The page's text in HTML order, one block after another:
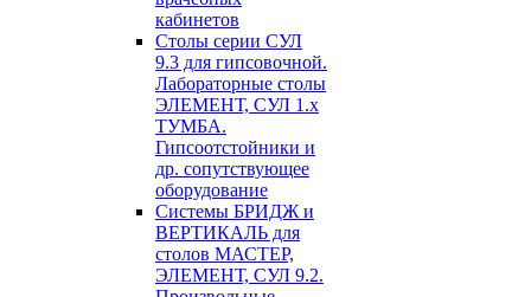
кабинетов
Столы серии СУЛ
9.3 для гипсовочной.
Лабораторные столы
ЭЛЕМЕНТ, СУЛ 1.х
ТУМБА.
Гипсоотстойники и
др. сопутствующее
оборудование
Системы БРИДЖ и
ВЕРТИКАЛЬ для
столов МАСТЕР,
ЭЛЕМЕНТ, СУЛ 9.2.